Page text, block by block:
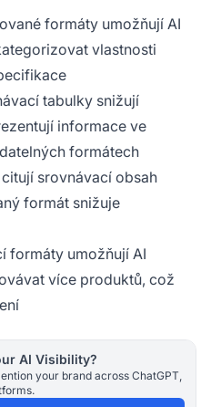
formáty umožňují AI
vlastnosti
tabulky snižují
informace ve
formátech
srovnávací obsah
formát snižuje
formáty umožňují AI
více produktů, což
AI Visibility?
your brand across ChatGPT,